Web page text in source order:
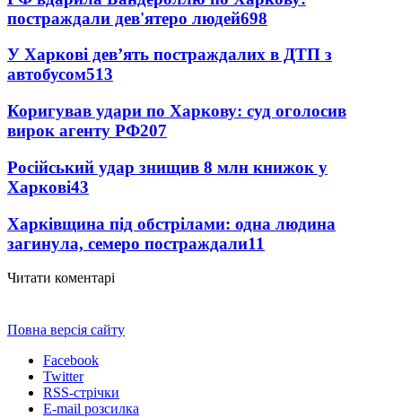
постраждали дев'ятеро людей698
У Харкові дев’ять постраждалих в ДТП з
автобусом513
Коригував удари по Харкову: суд оголосив
вирок агенту РФ207
Російський удар знищив 8 млн книжок у
Харкові43
Харківщина під обстрілами: одна людина
загинула, семеро постраждали11
Читати коментарі
Повна версія сайту
Facebook
Twitter
RSS-стрічки
E-mail розсилка